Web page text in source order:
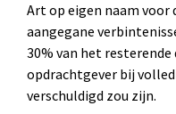
Art op eigen naam voor
aangegane
30% van het
opdrachtgever bij
verschuldigd zou zijn.